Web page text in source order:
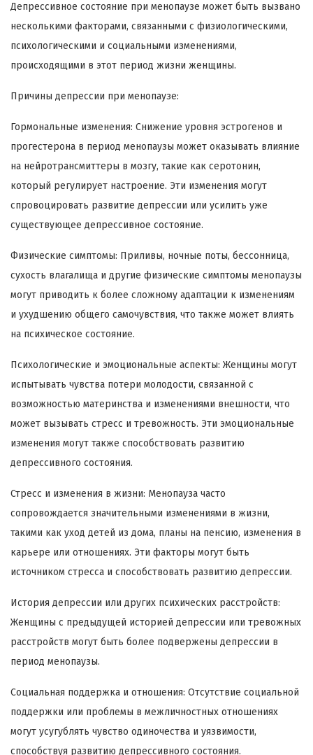
Депрессивное состояние при менопаузе может быть вызвано
несколькими факторами, связанными с физиологическими,
психологическими и социальными изменениями,
происходящими в этот период жизни женщины.
Причины депрессии при менопаузе:
Гормональные изменения: Снижение уровня эстрогенов и
прогестерона в период менопаузы может оказывать влияние
на нейротрансмиттеры в мозгу, такие как серотонин,
который регулирует настроение. Эти изменения могут
спровоцировать развитие депрессии или усилить уже
существующее депрессивное состояние.
Физические симптомы: Приливы, ночные поты, бессонница,
сухость влагалища и другие физические симптомы менопаузы
могут приводить к более сложному адаптации к изменениям
и ухудшению общего самочувствия, что также может влиять
на психическое состояние.
Психологические и эмоциональные аспекты: Женщины могут
испытывать чувства потери молодости, связанной с
возможностью материнства и изменениями внешности, что
может вызывать стресс и тревожность. Эти эмоциональные
изменения могут также способствовать развитию
депрессивного состояния.
Стресс и изменения в жизни: Менопауза часто
сопровождается значительными изменениями в жизни,
такими как уход детей из дома, планы на пенсию, изменения в
карьере или отношениях. Эти факторы могут быть
источником стресса и способствовать развитию депрессии.
История депрессии или других психических расстройств:
Женщины с предыдущей историей депрессии или тревожных
расстройств могут быть более подвержены депрессии в
период менопаузы.
Социальная поддержка и отношения: Отсутствие социальной
поддержки или проблемы в межличностных отношениях
могут усугублять чувство одиночества и уязвимости,
способствуя развитию депрессивного состояния.